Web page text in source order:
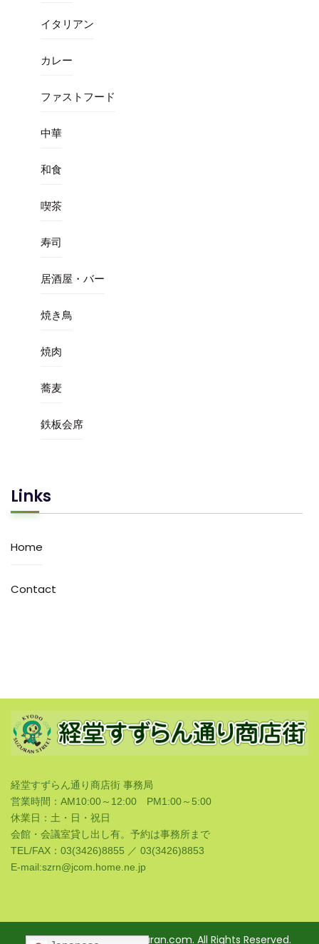
イタリアン
カレー
ファストフード
中華
和食
喫茶
寿司
居酒屋・バー
焼き鳥
焼肉
蕎麦
鉄板会席
Links
Home
Contact
経堂すずらん通り商店街 事務局
営業時間：AM10:00～12:00 PM1:00～5:00
休業日：土・日・祝日
会館・会議室貸し出し有。予約は事務所まで
TEL/FAX：03(3426)8855 ／ 03(3426)8853
E-mail:szrn@jcom.home.ne.jp
Copyright © kyodo-suzuran.com. All Rights Reserved.